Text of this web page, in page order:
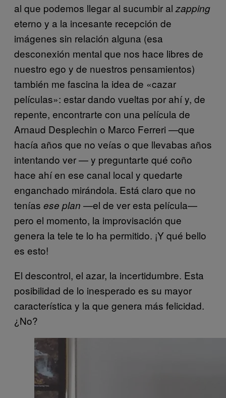
al que podemos llegar al sucumbir al zapping
eterno y a la incesante recepción de
imágenes sin relación alguna (esa
desconexión mental que nos hace libres de
nuestro ego y de nuestros pensamientos)
también me fascina la idea de «cazar
películas»: estar dando vueltas por ahí y, de
repente, encontrarte con una película de
Arnaud Desplechin o Marco Ferreri —que
hacía años que no veías o que llevabas años
intentando ver — y preguntarte qué coño
hace ahí en ese canal local y quedarte
enganchado mirándola. Está claro que no
tenías ese plan —el de ver esta película—
pero el momento, la improvisación que
genera la tele te lo ha permitido. ¡Y qué bello
es esto!
El descontrol, el azar, la incertidumbre. Esta
posibilidad de lo inesperado es su mayor
característica y la que genera más felicidad.
¿No?